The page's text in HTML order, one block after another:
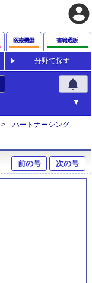
account_circle
医療機器 書籍通販
分野で探す
notifications
ハートナーシング
前の号 次の号